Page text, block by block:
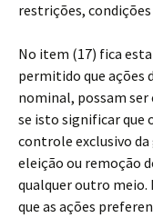
restrições, condições
No item (17) fica
permitido que ações
nominal, possam
se isto significar que
controle exclusivo da
eleição ou remoção
qualquer outro
que as ações